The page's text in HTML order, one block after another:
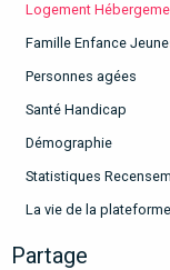
Logement
Famille Enfance
Personnes agées
Santé Handicap
Démographie
Statistiques
La vie de la plateforme
Partage